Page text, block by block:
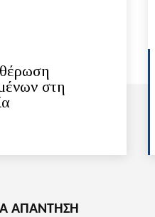
στη
ΑΠΑΝΤΗΣΗ